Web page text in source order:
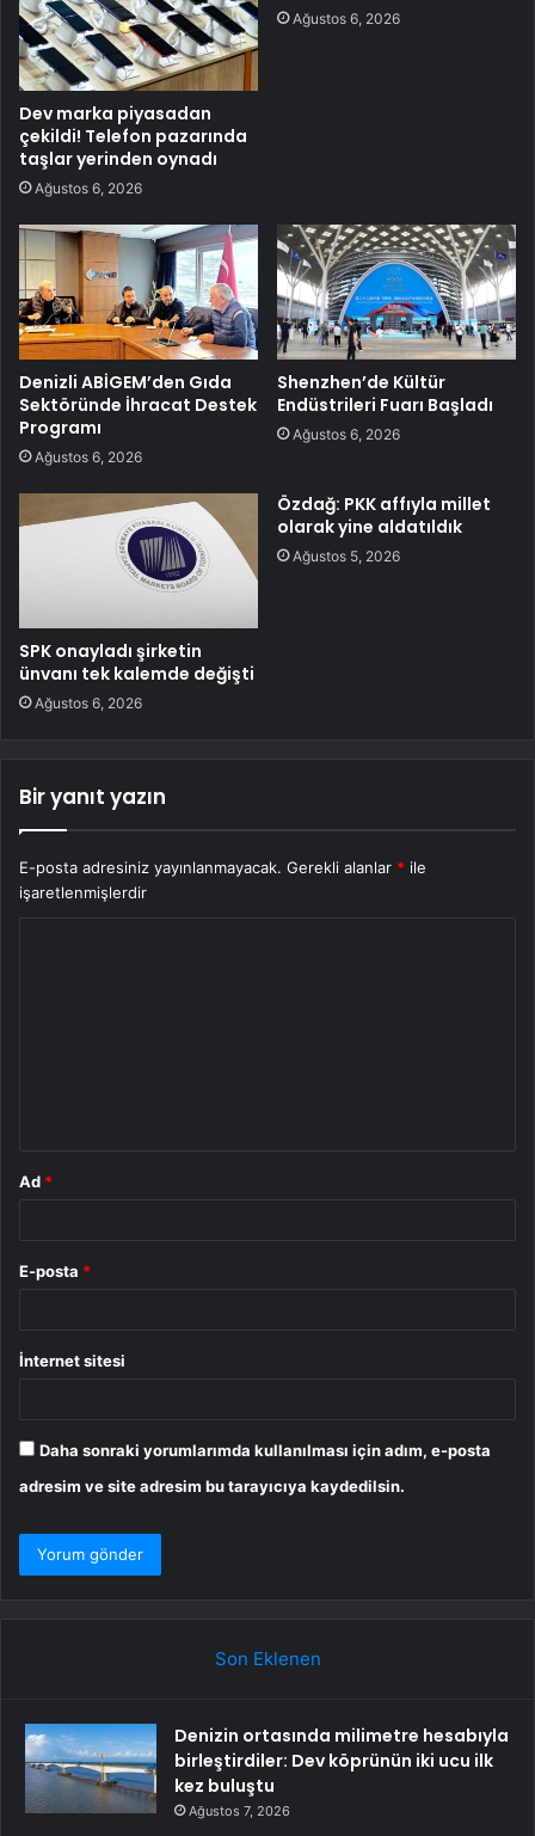
Dev marka piyasadan
çekildi! Telefon pazarında
taşlar yerinden oynadı
Ağustos 6, 2026
Ağustos 6, 2026
Denizli ABİGEM’den Gıda
Sektöründe İhracat Destek
Programı
Ağustos 6, 2026
Shenzhen’de Kültür
Endüstrileri Fuarı Başladı
Ağustos 6, 2026
SPK onayladı şirketin
ünvanı tek kalemde değişti
Ağustos 6, 2026
Özdağ: PKK affıyla millet
olarak yine aldatıldık
Ağustos 5, 2026
Bir yanıt yazın
E-posta adresiniz yayınlanmayacak. Gerekli alanlar * ile
işaretlenmişlerdir
Ad *
E-posta *
İnternet sitesi
Daha sonraki yorumlarımda kullanılması için adım, e-posta
adresim ve site adresim bu tarayıcıya kaydedilsin.
Son Eklenen
Denizin ortasında milimetre hesabıyla
birleştirdiler: Dev köprünün iki ucu ilk
kez buluştu
Ağustos 7, 2026